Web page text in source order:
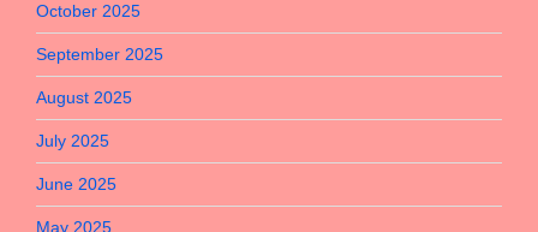
October 2025
September 2025
August 2025
July 2025
June 2025
May 2025